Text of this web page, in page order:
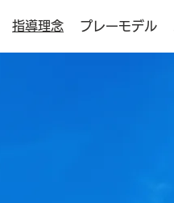
指導理念 プレーモデル